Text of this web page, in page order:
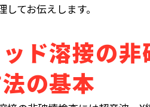
してお伝えします。
ド溶接の
の基本